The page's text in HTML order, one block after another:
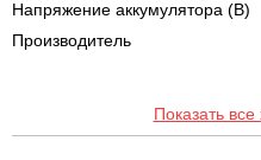
Напряжение аккумулятора (В)
Производитель
Показать все